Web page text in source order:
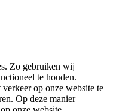
Zo gebruiken wij
te houden.
op onze website te
Op deze manier